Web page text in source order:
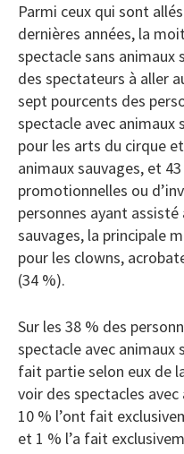
Parmi ceux qui sont
dernières années, la
spectacle sans animaux
des spectateurs à aller
sept pourcents des
spectacle avec animaux
pour les arts du cirque
animaux sauvages, et
promotionnelles ou
personnes ayant
sauvages, la principale
pour les clowns,
(34 %).
Sur les 38 % des
spectacle avec animaux
fait partie selon eux de
voir des spectacles
10 % l’ont fait
et 1 % l’a fait